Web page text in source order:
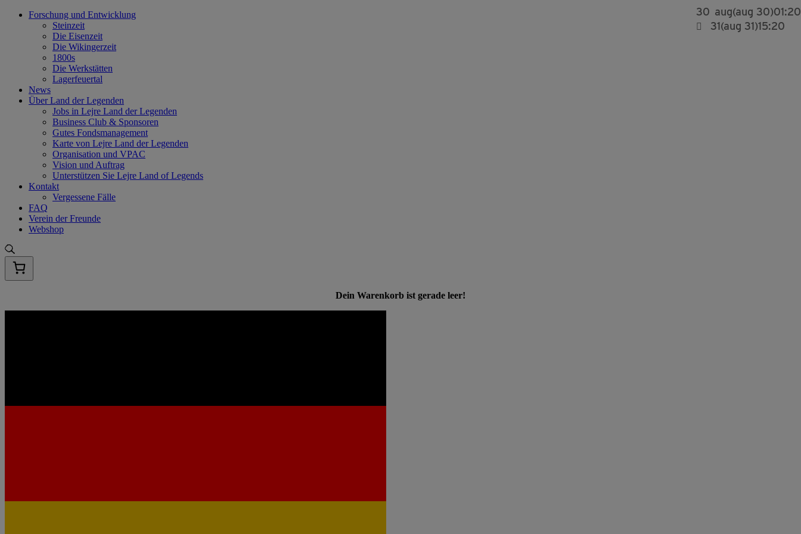
Skip
Forschung und Entwicklung
Steinzeit
Die Eisenzeit
Die Wikingerzeit
1800s
Die Werkstätten
Lagerfeuertal
News
Über Land der Legenden
Jobs in Lejre Land der Legenden
Business Club & Sponsoren
Gutes Fondsmanagement
Karte von Lejre Land der Legenden
Organisation und VPAC
Vision und Auftrag
Unterstützen Sie Lejre Land of Legends
Kontakt
Vergessene Fälle
FAQ
Verein der Freunde
Webshop
Dein Warenkorb ist gerade leer!
30 aug(aug 30)01:20
31(aug 31)15:20